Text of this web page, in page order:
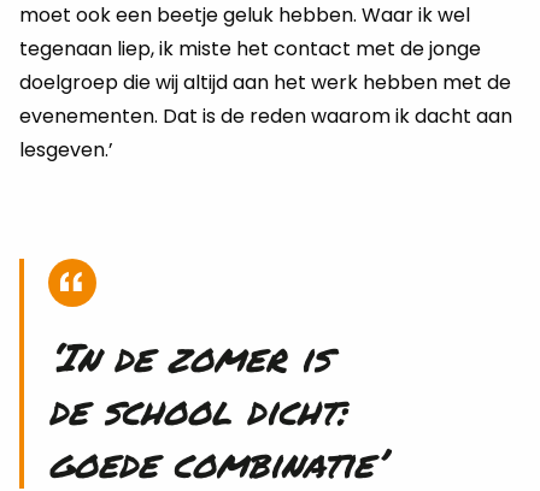
moet ook een beetje geluk hebben. Waar ik wel
tegenaan liep, ik miste het contact met de jonge
doelgroep die wij altijd aan het werk hebben met de
evenementen. Dat is de reden waarom ik dacht aan
lesgeven.’
‘In de zomer is
de school dicht:
goede com­bi­na­tie’